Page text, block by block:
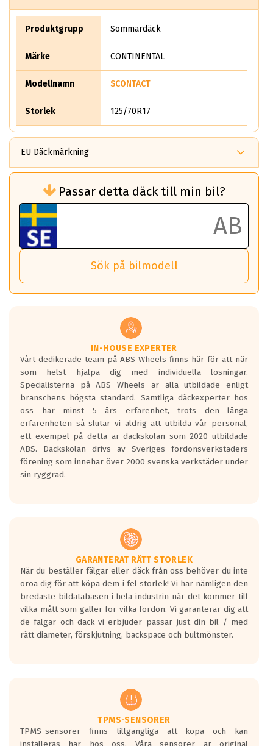
Produktgrupp Sommardäck
Märke CONTINENTAL
Modellnamn SCONTACT
Storlek 125/70R17
EU Däckmärkning
bränsleförbrukningen)
Det ska vara en betygsskala från klass A
till G för rullmotstånd.
Ett klass A däck kommer ha 6,5% bättre
bränsleförbrukning än ett klass G däck.
Det betyder att om man kör 10,000 km,
så sparar man 50 liter bränsle med ett
vilken körstil du använder.
Våtgrepp egenskaper:
Betygsskalan är satt A till F. Där A påvisar
den kortaste bromssträckan och F är den
längsta.
Inga D eller G betyg delas ut för
personbilar och lätta lastbilar.
Betyget sätts efter ett test där däcken
skall bromsa in på en väg där det ligger
0.5-1.5 mm vatten.
I 80km/h kommer skillnaden på
Vid körning i över 50km/h brukar
rullmotståndets ljud överträffa
motorljudet.
På däckmärkningen kommer det finnas
en symbol av ett däck med vågar. Hög
bullernivå markeras med svarta vågor
medans de vita vågorna påvisar om det är
ett tyst däck.
regelverket som introduceras år 2016.
Ett däck med två svarta vågor är redan
godkända för år 2016 nya regelverk.
Ett däck med en svart våg kommer vara
Passar detta däck till min bil?
Sök på bilmodell
IN-HOUSE EXPERTER
Vårt dedikerade team på ABS Wheels finns här för att när
som helst hjälpa dig med individuella lösningar.
Specialisterna på ABS Wheels är alla utbildade enligt
branschens högsta standard. Samtliga däckexperter hos
oss har minst 5 års erfarenhet, trots den långa
erfarenheten så slutar vi aldrig att utbilda vår personal,
ett exempel på detta är däckskolan som 2020 utbildade
ABS. Däckskolan drivs av Sveriges fordonsverkstäders
förening som innehar över 2000 svenska verkstäder under
sin ryggrad.
GARANTERAT RÄTT STORLEK
När du beställer fälgar eller däck från oss behöver du inte
oroa dig för att köpa dem i fel storlek! Vi har nämligen den
bredaste bildatabasen i hela industrin när det kommer till
vilka mått som gäller för vilka fordon. Vi garanterar dig att
de fälgar och däck vi erbjuder passar just din bil / med
rätt diameter, förskjutning, backspace och bultmönster.
TPMS-SENSORER
TPMS-sensorer finns tillgängliga att köpa och kan
installeras här hos oss. Våra sensorer är original